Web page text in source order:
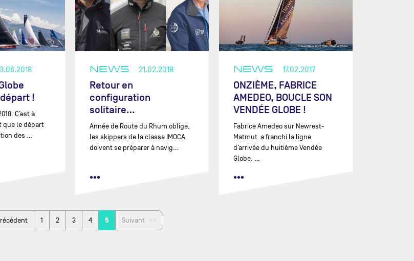
!
C’est à
que le départ
des …
NEWS 21.02.2018
Retour en
configuration
solitaire…
Année de Route du Rhum oblige,
les skippers de la classe IMOCA
doivent se préparer à navig…
•••
NEWS 17.02.2017
ONZIÈME, FABRICE
AMEDEO, BOUCLE SON
VENDÉE GLOBE !
Fabrice Amedeo sur Newrest-
Matmut a franchi la ligne
d’arrivée du huitième Vendée
Globe, …
•••
1 2 3 4 5 Suivant